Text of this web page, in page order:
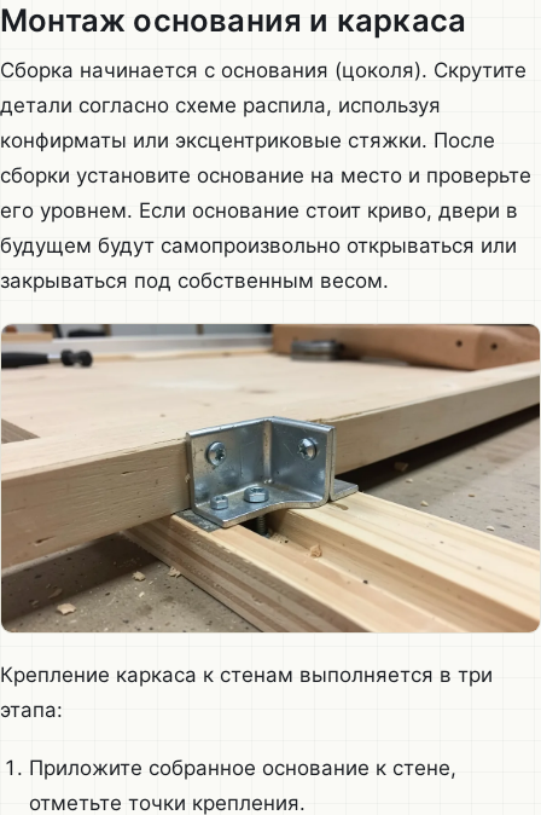
Монтаж основания и каркаса
Сборка начинается с основания (цоколя). Скрутите
детали согласно схеме распила, используя
конфирматы или эксцентриковые стяжки. После
сборки установите основание на место и проверьте
его уровнем. Если основание стоит криво, двери в
будущем будут самопроизвольно открываться или
закрываться под собственным весом.
Крепление каркаса к стенам выполняется в три
этапа:
Приложите собранное основание к стене,
отметьте точки крепления.